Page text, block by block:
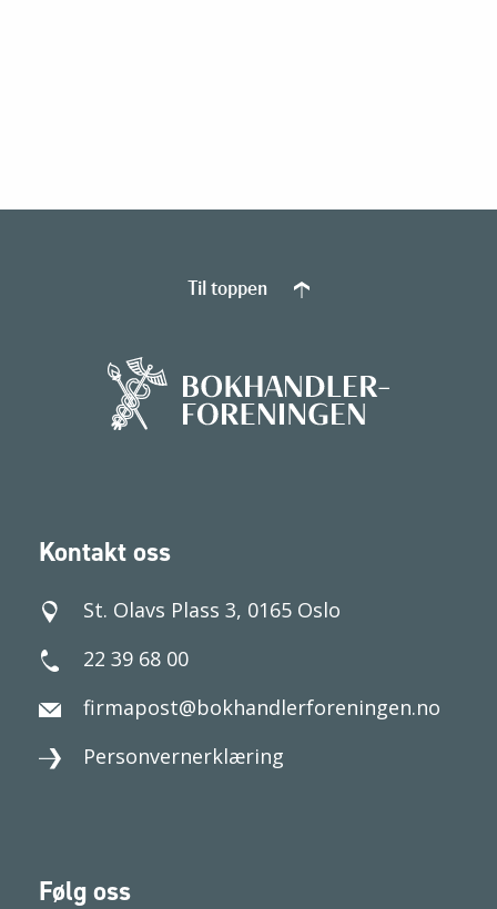
Kontakt oss
St. Olavs Plass 3, 0165 Oslo
22 39 68 00
firmapost@bokhandlerforeningen.no
Personvernerklæring
Følg oss
Til toppen